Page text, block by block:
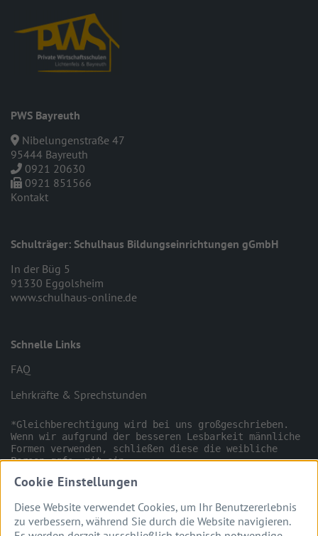
PWS Bayreuth
Nibelungenstraße 47
95444 Bayreuth
0921 20630
0921 851566
Kontakt
Schulträger: Schulhaus Bildungseinrichtungen gGmbH
In der Büg 5
91330 Eggolsheim
www.schulhaus-online.de
Schnelle Links
FAQ
Lehrkräfte & Sprechstunden
*Gleichberechtigung wird bei uns großgeschrieben.
Wenn wir aufgrund der besseren Lesbarkeit männliche
Formen verwenden, schließen diese die weibliche
Person ggfs. mit ein.
Cookie Einstellungen
Diese Website verwendet Cookies, um Ihr Benutzererlebnis
zu verbessern, während Sie durch die Website navigieren.